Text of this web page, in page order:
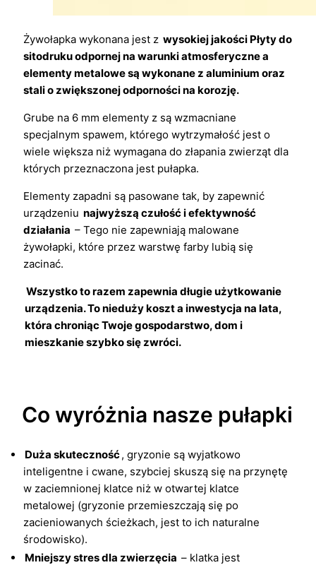
Żywołapka wykonana jest z wysokiej jakości Płyty do
sitodruku odpornej na warunki atmosferyczne a
elementy metalowe są wykonane z aluminium oraz
stali o zwiększonej odporności na korozję.
Grube na 6 mm elementy z są wzmacniane
specjalnym spawem, którego wytrzymałość jest o
wiele większa niż wymagana do złapania zwierząt dla
których przeznaczona jest pułapka.
Elementy zapadni są pasowane tak, by zapewnić
urządzeniu najwyższą czułość i efektywność
działania – Tego nie zapewniają malowane
żywołapki, które przez warstwę farby lubią się
zacinać.
Wszystko to razem zapewnia długie użytkowanie
urządzenia. To nieduży koszt a inwestycja na lata,
która chroniąc Twoje gospodarstwo, dom i
mieszkanie szybko się zwróci.
Co wyróżnia nasze pułapki
Duża skuteczność, gryzonie są wyjatkowo
inteligentne i cwane, szybciej skuszą się na przynętę
w zaciemnionej klatce niż w otwartej klatce
metalowej (gryzonie przemieszczają się po
zacieniowanych ścieżkach, jest to ich naturalne
środowisko).
Mniejszy stres dla zwierzęcia – klatka jest